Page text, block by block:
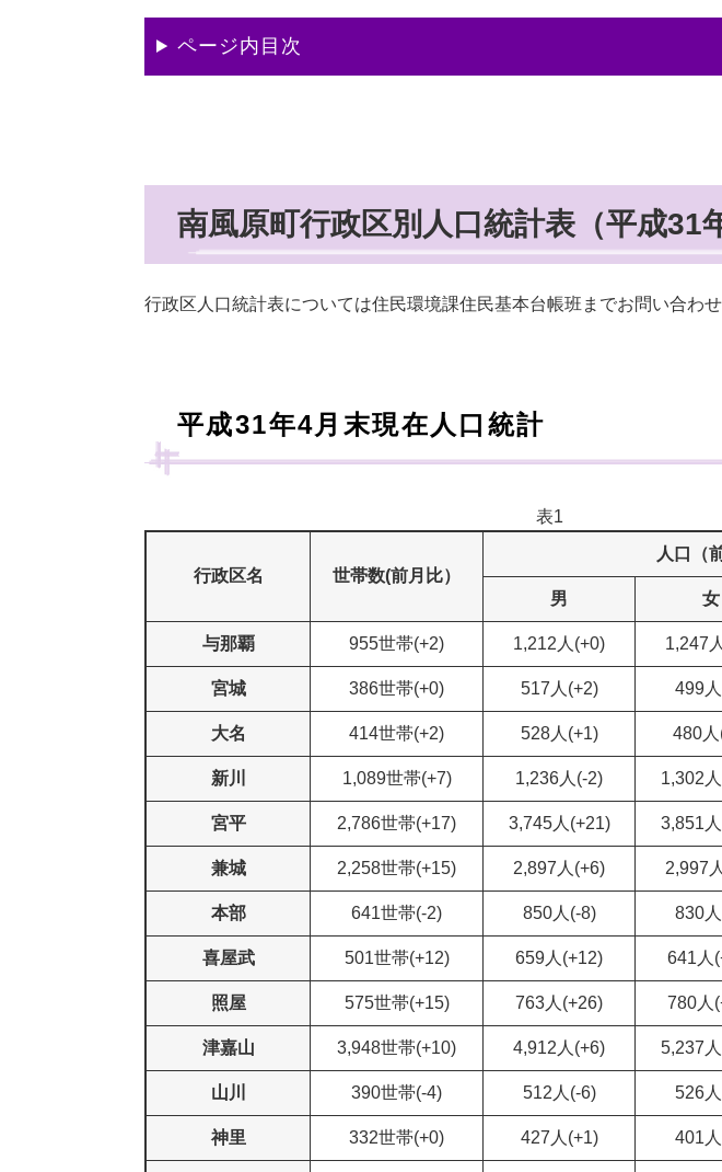
ページ内目次
南風原町行政区別人口統計表（平成31
行政区人口統計表については住民環境課住民基本台帳班までお問い合わせ
平成31年4月末現在人口統計
表1
行政区名 世帯数(前月比）
人口（
男 女
与那覇 955世帯(+2) 1,212人(+0) 1,247
宮城 386世帯(+0) 517人(+2) 499
大名 414世帯(+2) 528人(+1) 480
新川 1,089世帯(+7) 1,236人(-2) 1,302
宮平 2,786世帯(+17) 3,745人(+21) 3,851
兼城 2,258世帯(+15) 2,897人(+6) 2,997
本部 641世帯(-2) 850人(-8) 830
喜屋武 501世帯(+12) 659人(+12) 641人
照屋 575世帯(+15) 763人(+26) 780人
津嘉山 3,948世帯(+10) 4,912人(+6) 5,237
山川 390世帯(-4) 512人(-6) 526
神里 332世帯(+0) 427人(+1) 401